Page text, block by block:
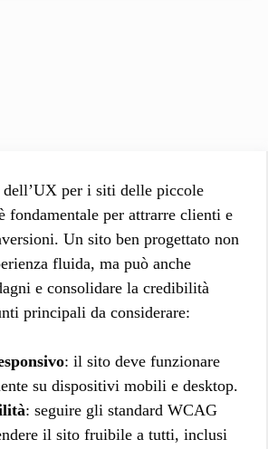
dell’UX per i siti delle piccole
fondamentale per attrarre clienti e
Un sito ben progettato non
fluida, ma può anche
e consolidare la credibilità
principali da considerare:
: il sito deve funzionare
su dispositivi mobili e desktop.
: seguire gli standard WCAG
il sito fruibile a tutti, inclusi